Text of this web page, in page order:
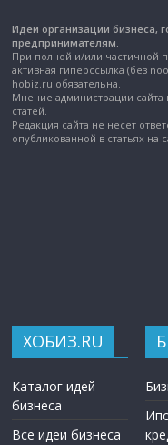
Идеи организации бизнеса,
предпринимателям.
При полной и/или частичной
активная гиперссылка (без
hobiz.ru обязательна.
Мнение администрации
статей.
Редакция сайта не несет
опубликованной в статьях на
ХОБИЗ.RU
Каталог идей
бизнеса
Все идеи бизнеса